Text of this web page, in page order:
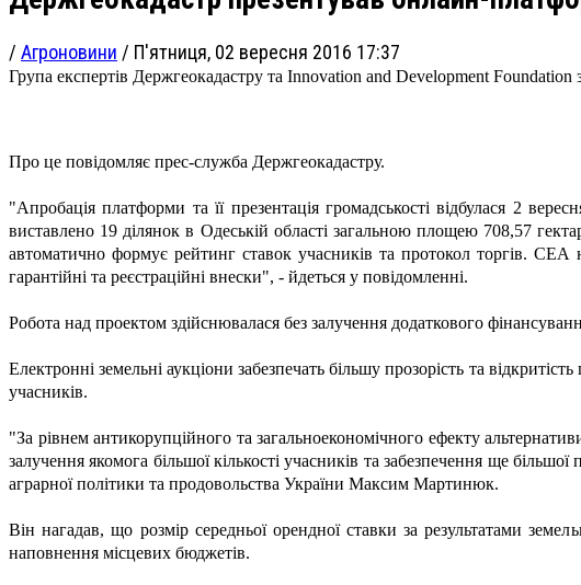
/ Агроновини / П'ятниця, 02 вересня 2016 17:37
Група експертів Держгеокадастру та Innovation and Development
Про це повідомляє прес-служба Держгеокадастру.
"Апробація платформи та її презентація громадськості відбулася 2
виставлено 19 ділянок в Одеській області загальною площею 708,57
автоматично формує рейтинг ставок учасників та протокол торгів.
гарантійні та реєстраційні внески", - йдеться у повідомленні.
Робота над проектом здійснювалася без залучення додаткового
Електронні земельні аукціони забезпечать більшу прозорість та
учасників.
"За рівнем антикорупційного та загальноекономічного ефекту
залучення якомога більшої кількості учасників та забезпечення ще
аграрної політики та продовольства України Максим Мартинюк.
Він нагадав, що розмір середньої орендної ставки за результатами
наповнення місцевих бюджетів.